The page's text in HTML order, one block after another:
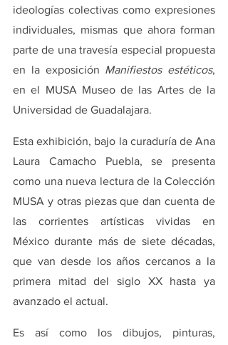
ideologías colectivas como expresiones
individuales, mismas que ahora forman
parte de una travesía especial propuesta
en la exposición Manifiestos estéticos,
en el MUSA Museo de las Artes de la
Universidad de Guadalajara.
Esta exhibición, bajo la curaduría de Ana
Laura Camacho Puebla, se presenta
como una nueva lectura de la Colección
MUSA y otras piezas que dan cuenta de
las corrientes artísticas vividas en
México durante más de siete décadas,
que van desde los años cercanos a la
primera mitad del siglo XX hasta ya
avanzado el actual.
Es así como los dibujos, pinturas,